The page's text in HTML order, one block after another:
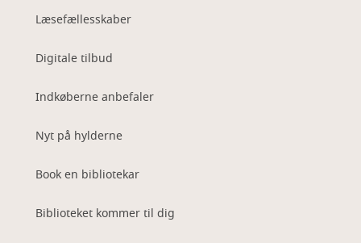
Læsefællesskaber
Digitale tilbud
Indkøberne anbefaler
Nyt på hylderne
Book en bibliotekar
Biblioteket kommer til dig